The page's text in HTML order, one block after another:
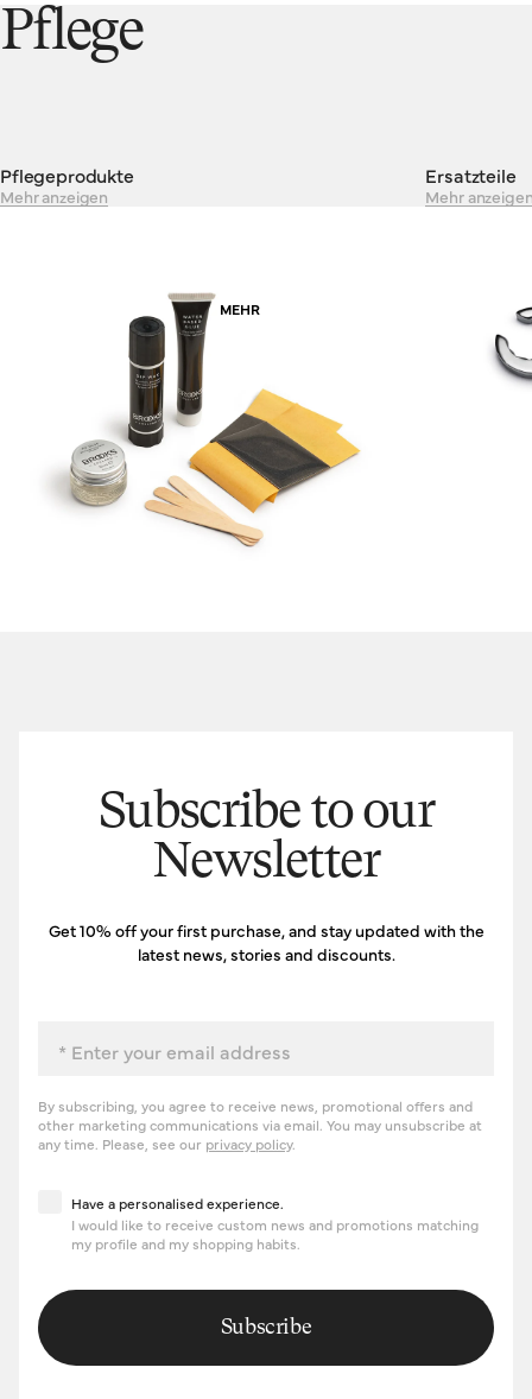
MEHR
Behelfsersatz zu ersetzen. Wir raten davon ab und empfehlen
stattdessen das Original. Anders gesagt: Geben Sie sich nicht
mit Zweitbestem zufrieden – Brooks ist das Original.
Pflege
Pflegeprodukte
Mehr anzeigen
Ersatzteile
Mehr
Subscribe to our
Newsletter
Get 10% off your first purchase, and stay updated with the
latest news, stories and discounts.
By subscribing, you agree to receive news, promotional offers and
other marketing communications via email. You may unsubscribe at
any time. Please, see our privacy policy.
Have a personalised experience
Have a personalised experience.
I would like to receive custom news and promotions matching
my profile and my shopping habits.
Subscribe